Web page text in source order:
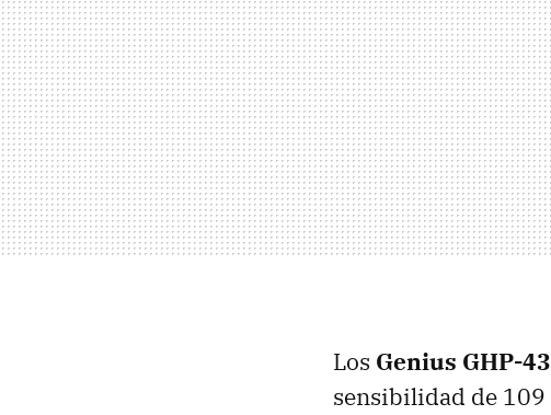
Los Genius GHP-
sensibilidad de 109